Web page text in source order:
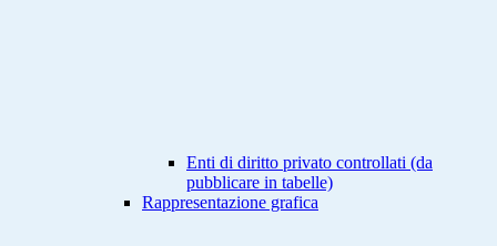
Enti di diritto privato controllati (da
pubblicare in tabelle)
Rappresentazione grafica